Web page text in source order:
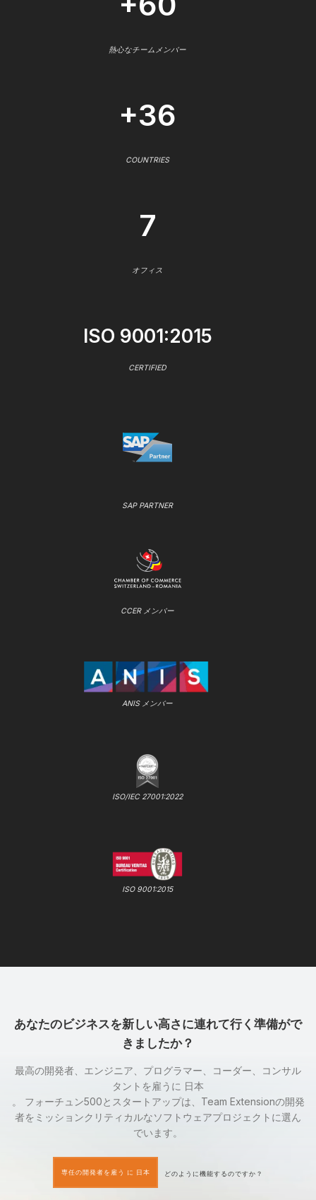
熱心なチームメンバー
+36
COUNTRIES
7
オフィス
ISO 9001:2015
CERTIFIED
SAP PARTNER
CCER メンバー
ANIS メンバー
ISO/IEC 27001:2022
ISO 9001:2015
あなたのビジネスを新しい高さに連れて行く準備がで
きましたか？
最高の開発者、エンジニア、プログラマー、コーダー、コンサル
タントを雇うに 日本
。 フォーチュン500とスタートアップは、Team Extensionの開発
者をミッションクリティカルなソフトウェアプロジェクトに選ん
でいます。
専任の開発者を雇う に 日本 どのように機能するのですか？